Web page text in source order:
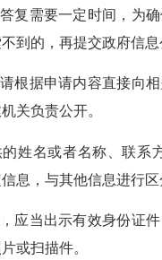
复需要一定时间，为
到的，再提交政府信息
根据申请内容直接向
关负责公开。
姓名或者名称、联
息，与其他信息进行
应当出示有效身份证
或扫描件。